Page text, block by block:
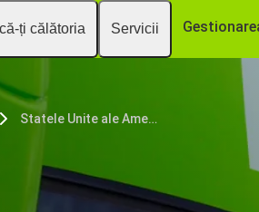
ți călătoria Servicii
Statele Unite ale Americii